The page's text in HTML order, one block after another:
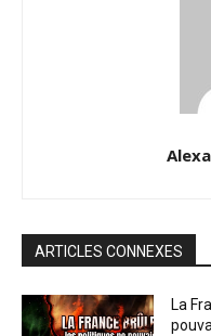
ARTICLES CONNEXES
La